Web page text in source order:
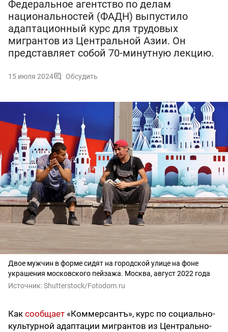
Федеральное агентство по делам
национальностей (ФАДН) выпустило
адаптационный курс для трудовых
мигрантов из Центральной Азии. Он
представляет собой 70-минутную лекцию.
15 июля 2024 Обсудить
Двое мужчин в форме сидят на городской улице на фоне
украшения московского пейзажа. Москва, август 2022 года
Источник:Shutterstock/Fotodom.ru
Как сообщает «Коммерсантъ», курс по социально-
культурной адаптации мигрантов из Центрально-